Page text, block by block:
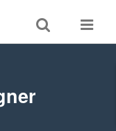
Toggle
search
Toggle